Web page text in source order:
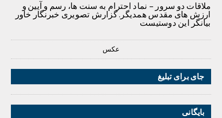
ملاقات دو سرور – نماد احترام به سنت ها، رسم و آیین و
ارزش های مقدس همدیگر. گزارش تصویری خبرنگار خاور
بیانگر این دوستیست
عکس
جای برای تبلیغ
بایگانی